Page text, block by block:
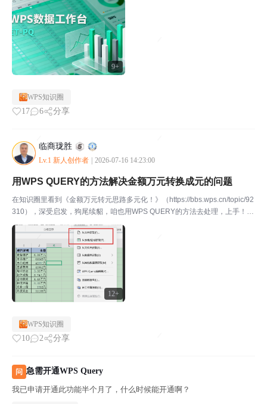
9+
2张表按顺序上载到ETPQ（编辑器里左侧连...
WPS知识圈
17 6 分享
临商珑胜
Lv.1 新人创作者 2026-07-16 14:23:00
12+
用WPS QUERY的方法解决金额万元转换成元的问题
在知识圈里看到《金额万元转元思路多元化！》（https://bbs.wps.cn/topic/92
310），深受启发，狗尾续貂，咱也用WPS QUERY的方法去处理，上手！1️⃣
屏幕右边是要转换的数据，在“数据管理”执行“获取数据",选择“从文件获取”，
也...
WPS知识圈
10 2 分享
问 急需开通WPS Query
我已申请开通此功能半个月了，什么时候能开通啊？